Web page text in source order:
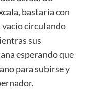
bastaría con
circulando
sus
esperando que
para subirse y